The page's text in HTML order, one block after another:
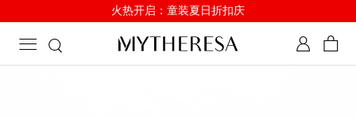
火热开启：童装夏日折扣庆